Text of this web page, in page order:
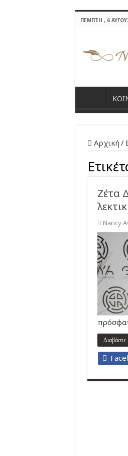
ΠΈΜΠΤΗ , 6
Αρχική /
Ζέτα
Nancy
Διαβάστε